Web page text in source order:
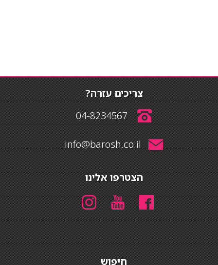
צריכים עזרה?
04-8234567
info@barosh.co.il
הצטרפו אלינו
חיפוש